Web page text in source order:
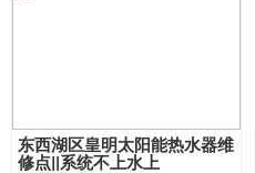
东西湖区皇明太阳能热水器维
修点‖系统不上水上